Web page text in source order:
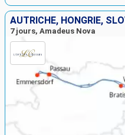
AUTRICHE, HONGRIE,
7 jours, Amadeus Nova